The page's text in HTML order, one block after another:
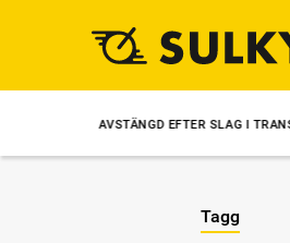
AVSTÄNGD EFTER SLAG I TRANSPORT
Tagg